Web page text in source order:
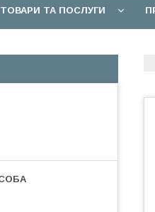
ТОВАРИ ТА ПОСЛУГИ